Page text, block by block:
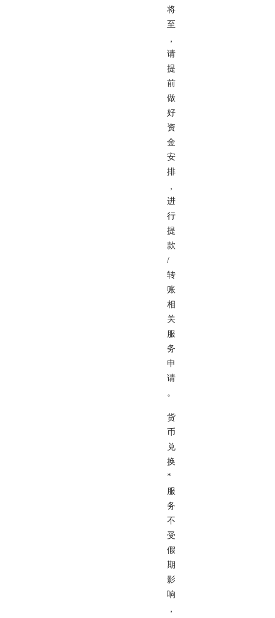
将
至
，
请
提
前
做
好
资
金
安
排
，
进
行
提
款
/
转
账
相
关
服
务
申
请
。
货
币
兑
换
*
服
务
不
受
假
期
影
响
，